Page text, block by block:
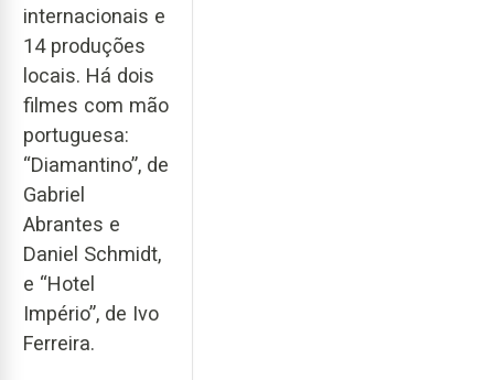
internacionais e
14 produções
locais. Há dois
filmes com mão
portuguesa:
“Diamantino”, de
Gabriel
Abrantes e
Daniel Schmidt,
e “Hotel
Império”, de Ivo
Ferreira.